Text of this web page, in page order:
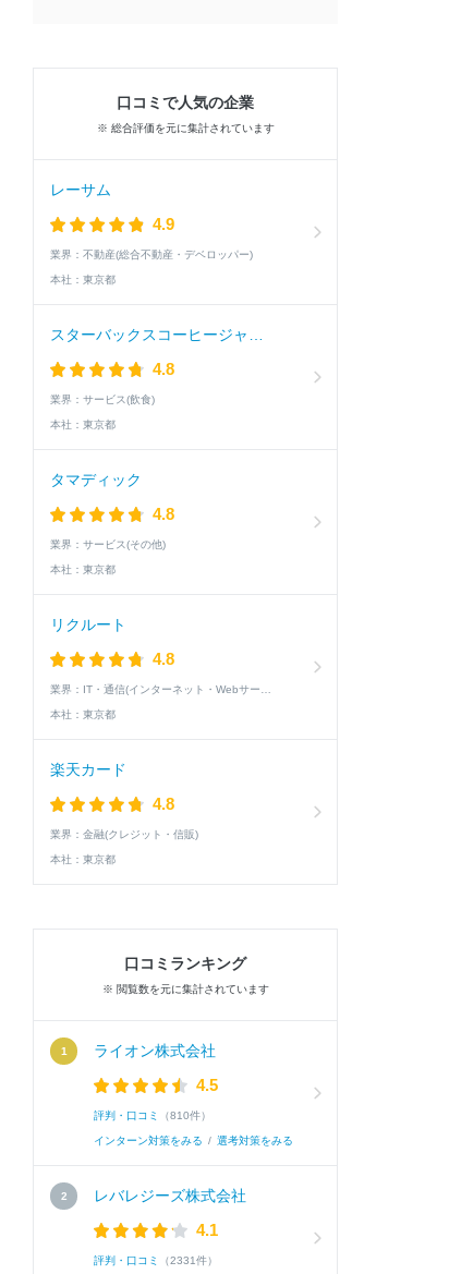
2次面接通過した学生の就活速報
面接官/学生
雰囲気
口コミで人気の企業
※ 総合評価を元に集計されています
レーサム
4.9
業界： 不動産(総合不動産・デベロッパー)
本社： 東京都
4.8
業界： サービス(飲食)
本社： 東京都
タマディック
4.8
業界： サービス(その他)
本社： 東京都
リクルート
4.8
業界：
本社： 東京都
楽天カード
4.8
業界： 金融(クレジット・信販)
本社： 東京都
口コミランキング
※ 閲覧数を元に集計されています
ライオン株式会社
4.5
評判・口コミ （810件）
インターン対策をみる / 選考対策をみる
レバレジーズ株式会社
4.1
評判・口コミ （2331件）